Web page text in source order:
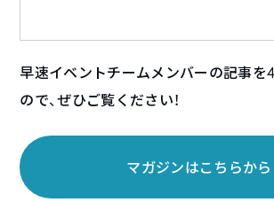
早速イベントチームメンバーの記事を
ので、ぜひご覧ください！
マガジンはこちらから